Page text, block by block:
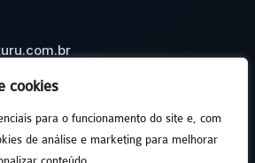
cookies
para o funcionamento do site e, com
de análise e marketing para melhorar
úteis